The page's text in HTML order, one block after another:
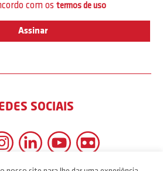
com os termos de uso
SOCIAIS